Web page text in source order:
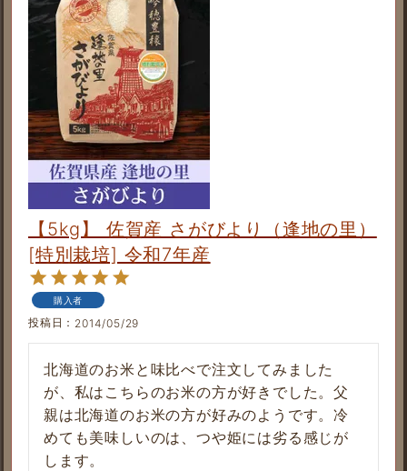
【5kg】 佐賀産 さがびより（逢地の里）
[特別栽培] 令和7年産
購入者
投稿日 2014/05/29
北海道のお米と味比べで注文してみました
が、私はこちらのお米の方が好きでした。父
親は北海道のお米の方が好みのようです。冷
めても美味しいのは、つや姫には劣る感じが
します。